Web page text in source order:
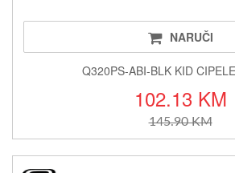
NARUČI
Q320PS-ABI-BLK KID
102.13 KM
145.90 KM